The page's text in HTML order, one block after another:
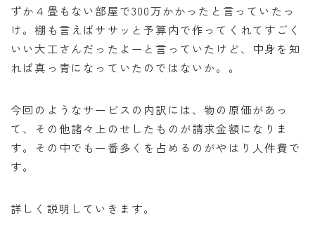
お問い合わせ
ずか４畳もない部屋で300万かかったと言っていたっ
け。棚も言えばササッと予算内で作ってくれてすごく
いい大工さんだったよーと言っていたけど、中身を知
れば真っ青になっていたのではないか。。
今回のようなサービスの内訳には、物の原価があっ
て、その他諸々上のせしたものが請求金額になりま
す。その中でも一番多くを占めるのがやはり人件費で
す。
詳しく説明していきます。